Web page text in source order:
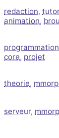
redaction,
animation,
programmation
core, projet
theorie,
serveur,